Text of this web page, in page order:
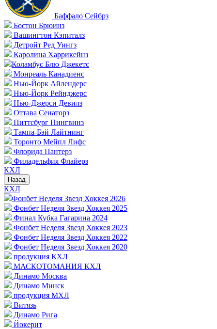
Баффало Сейбрз
Бостон Брюинз
Вашингтон Кэпиталз
Детройт Ред Уингз
Каролина Харрикейнз
Коламбус Блю Джекетс
Монреаль Канадиенс
Нью-Йорк Айлендерс
Нью-Йорк Рейнджерс
Нью-Джерси Девилз
Оттава Сенаторз
Питтсбург Пингвинз
Тампа-Бэй Лайтнинг
Торонто Мейпл Лифс
Флорида Пантерз
Филадельфия Флайерз
КХЛ
Назад
КХЛ
Фонбет Неделя Звезд Хоккея 2026
Фонбет Неделя Звезд Хоккея 2025
Финал Кубка Гагарина 2024
Фонбет Неделя Звезд Хоккея 2023
Фонбет Неделя Звезд Хоккея 2022
Фонбет Неделя Звезд Хоккея 2020
продукция КХЛ
МАСКОТОМАНИЯ КХЛ
Динамо Москва
Динамо Минск
продукция МХЛ
Витязь
Динамо Рига
Йокерит